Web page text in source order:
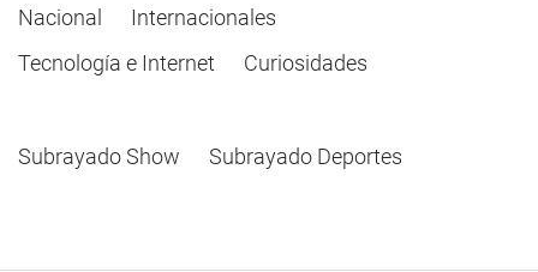
Nacional
Internacionales
Tecnología e Internet
Curiosidades
Subrayado Show Subrayado Deportes